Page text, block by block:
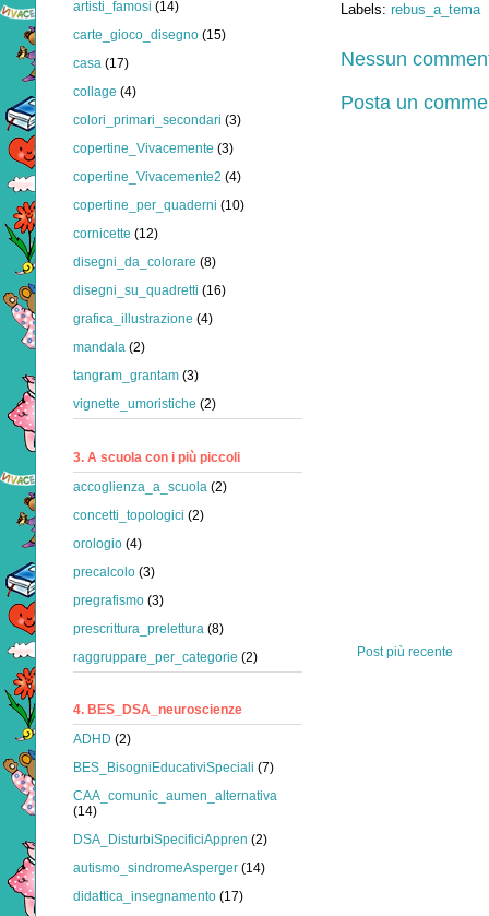
Labels: rebus_a_tema
Nessun
Posta un
Post più recente
artisti_famosi (14)
carte_gioco_disegno (15)
casa (17)
collage (4)
colori_primari_secondari (3)
copertine_Vivacemente (3)
copertine_Vivacemente2 (4)
copertine_per_quaderni (10)
cornicette (12)
disegni_da_colorare (8)
disegni_su_quadretti (16)
grafica_illustrazione (4)
mandala (2)
tangram_grantam (3)
vignette_umoristiche (2)
3. A scuola con i più piccoli
accoglienza_a_scuola (2)
concetti_topologici (2)
orologio (4)
precalcolo (3)
pregrafismo (3)
prescrittura_prelettura (8)
raggruppare_per_categorie (2)
4. BES_DSA_neuroscienze
ADHD (2)
BES_BisogniEducativiSpeciali (7)
CAA_comunic_aumen_alternativa
(14)
DSA_DisturbiSpecificiAppren (2)
autismo_sindromeAsperger (14)
didattica_insegnamento (17)